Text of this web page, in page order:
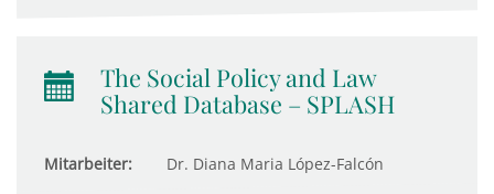
The Social Policy and Law
Shared Database – SPLASH
Mitarbeiter: Dr. Diana Maria López-Falcón